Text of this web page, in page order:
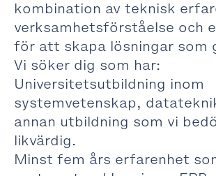
kombination av teknisk
verksamhetsförståelse och
för att skapa lösningar som
Vi söker dig som har:
Universitetsutbildning inom
systemvetenskap,
annan utbildning som vi
likvärdig.
Minst fem års erfarenhet